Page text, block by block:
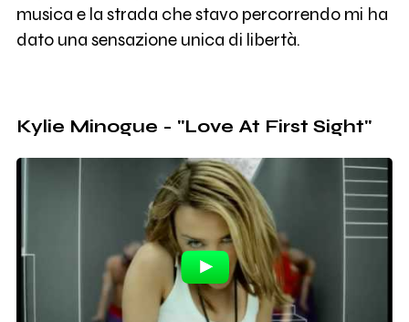
musica e la strada che stavo percorrendo mi ha
dato una sensazione unica di libertà.
Kylie Minogue - "Love At First Sight"